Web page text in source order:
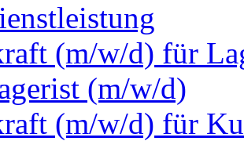
(m/w/d) für
(m/w/d)
(m/w/d) für